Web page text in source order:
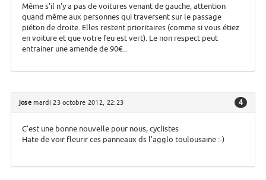
Même s'il n'y a pas de voitures venant de gauche, attention
quand même aux personnes qui traversent sur le passage
piéton de droite. Elles restent prioritaires (comme si vous étiez
en voiture et que votre feu est vert). Le non respect peut
entrainer une amende de 90€...
josemardi 23 octobre 2012, 22:23 4
C'est une bonne nouvelle pour nous, cyclistes
Hate de voir fleurir ces panneaux ds l'agglo toulousaine :-)